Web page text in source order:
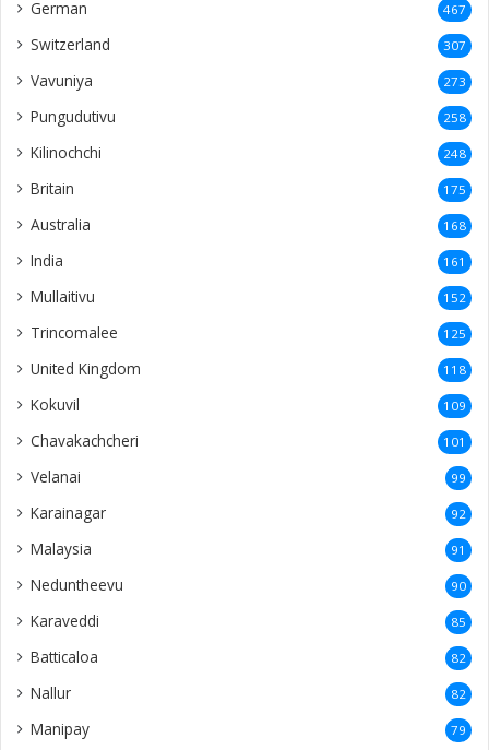
German 467
Switzerland 307
Vavuniya 273
Pungudutivu 258
Kilinochchi 248
Britain 175
Australia 168
India 161
Mullaitivu 152
Trincomalee 125
United Kingdom 118
Kokuvil 109
Chavakachcheri 101
Velanai 99
Karainagar 92
Malaysia 91
Neduntheevu 90
Karaveddi 85
Batticaloa 82
Nallur 82
Manipay 79